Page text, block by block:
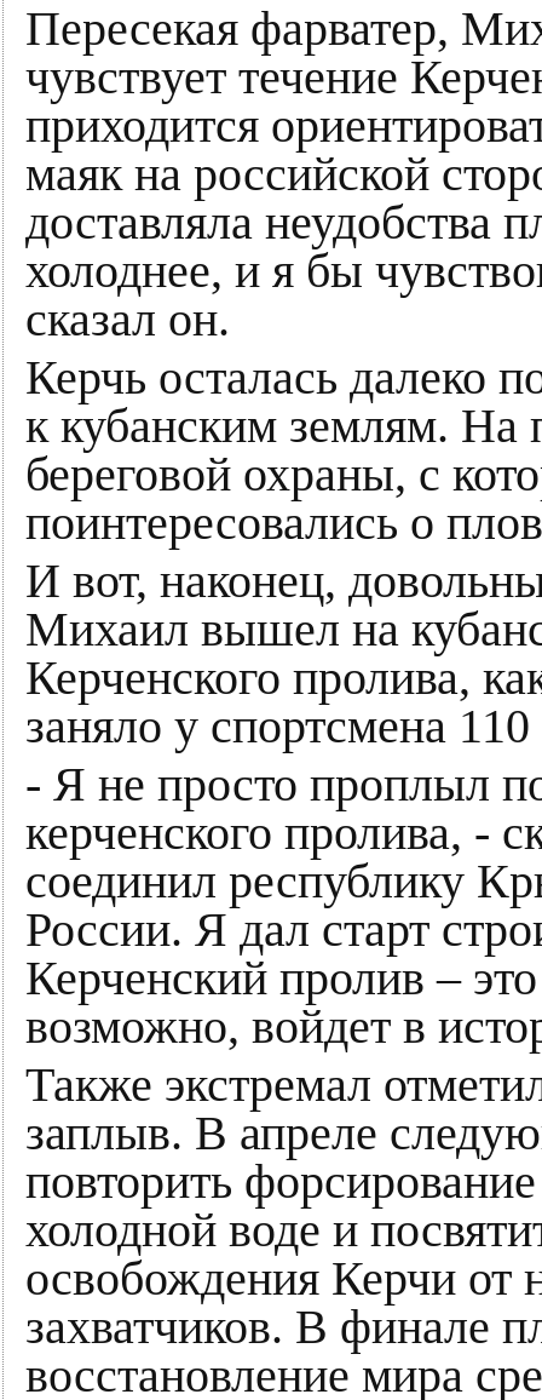
Пересекая фарватер,
чувствует течение
приходится
маяк на российской
доставляла неудобства
холоднее, и я бы
сказал он.
Керчь осталась далеко
к кубанским землям. На
береговой охраны, с
поинтересовались о
И вот, наконец,
Михаил вышел на
Керченского пролива,
заняло у спортсмена
- Я не просто проплыл
керченского пролива, -
соединил республику
России. Я дал старт
Керченский пролив –
возможно, войдет в
Также экстремал
заплыв. В апреле
повторить
холодной воде и
освобождения Керчи от
захватчиков. В финале
восстановление мира